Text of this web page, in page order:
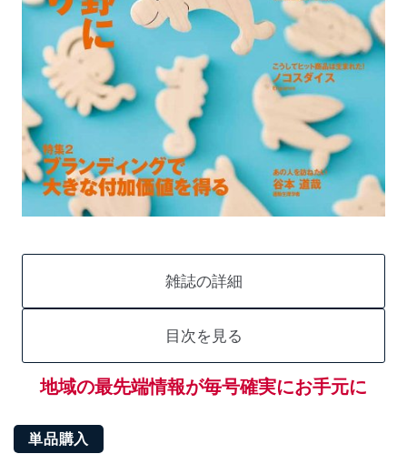
雑誌の詳細
目次を見る
地域の最先端情報が毎号確実にお手元に
単品購入